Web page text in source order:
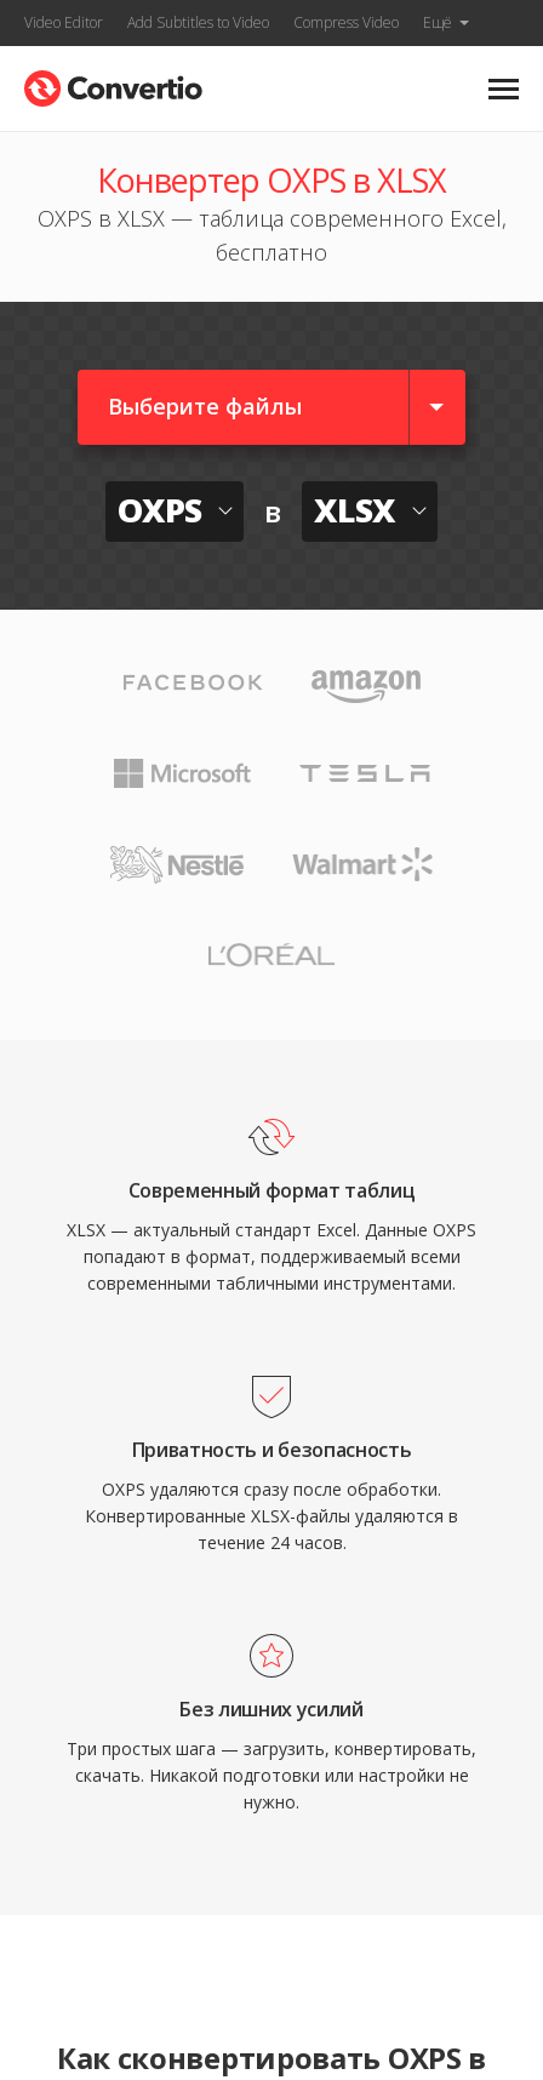
Video Editor Add Subtitles to Video Compress Video Ещё
Конвертер OXPS в XLSX
OXPS в XLSX — таблица современного Excel,
бесплатно
Выберите файлы
OXPS в XLSX
Современный формат таблиц
XLSX — актуальный стандарт Excel. Данные OXPS
попадают в формат, поддерживаемый всеми
современными табличными инструментами.
Приватность и безопасность
OXPS удаляются сразу после обработки.
Конвертированные XLSX-файлы удаляются в
течение 24 часов.
Без лишних усилий
Три простых шага — загрузить, конвертировать,
скачать. Никакой подготовки или настройки не
нужно.
Как сконвертировать OXPS в